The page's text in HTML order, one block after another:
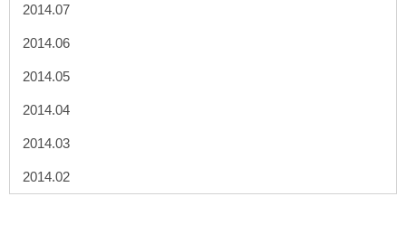
2014.07
2014.06
2014.05
2014.04
2014.03
2014.02